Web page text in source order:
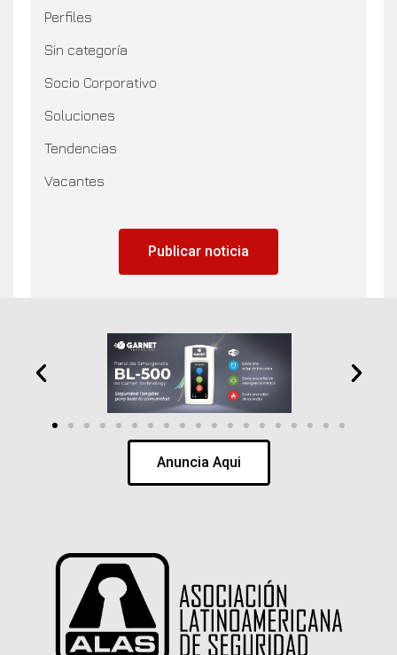
Perfiles
Sin categoría
Socio Corporativo
Soluciones
Tendencias
Vacantes
Publicar noticia
Anuncia Aqui